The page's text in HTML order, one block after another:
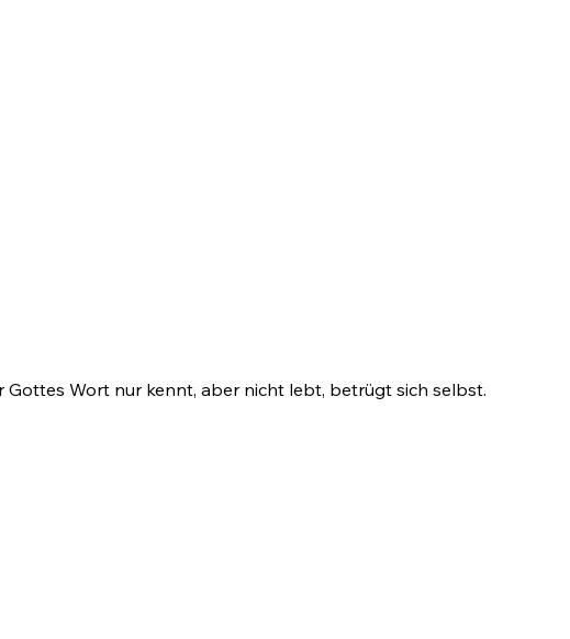
Gottes Wort nur kennt, aber nicht lebt, betrügt sich selbst.